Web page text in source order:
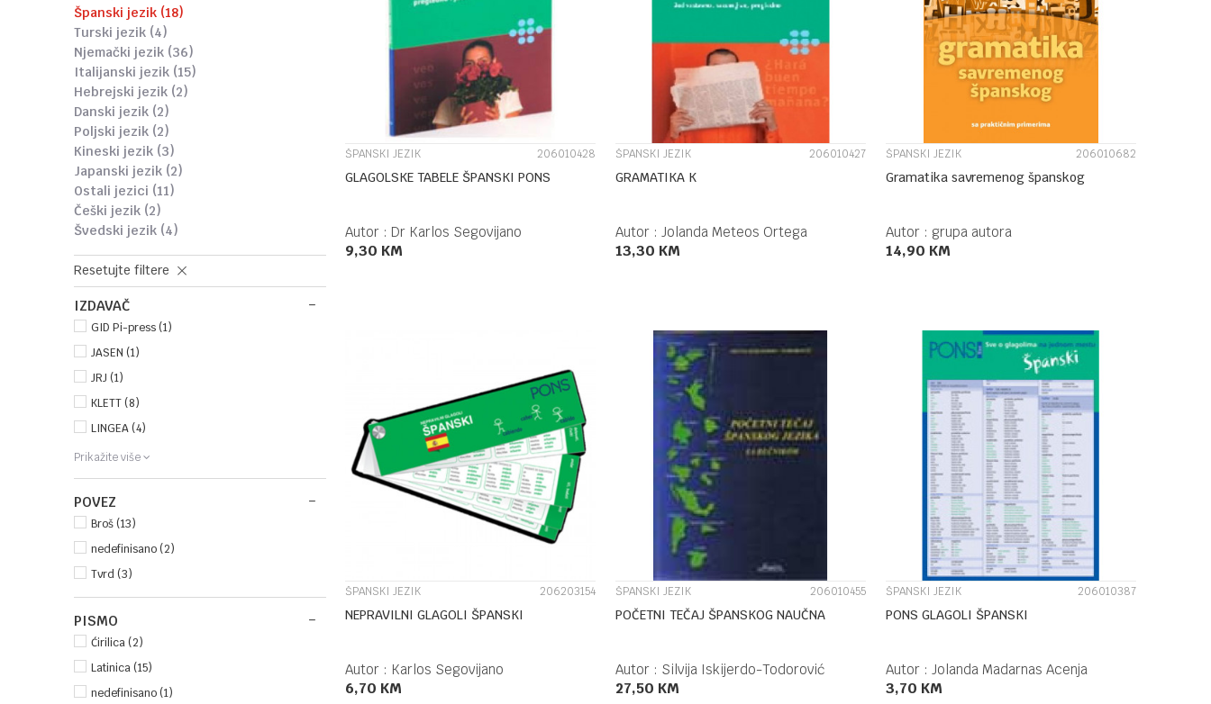
španski jezik (18)
turski jezik (4)
njemački jezik (36)
italijanski jezik (15)
hebrejski jezik (2)
danski jezik (2)
poljski jezik (2)
kineski jezik (3)
japanski jezik (2)
ostali jezici (11)
češki jezik (2)
švedski jezik (4)
Resetujte filtere
IZDAVAČ
GID Pi-press (1)
JASEN (1)
JRJ (1)
KLETT (8)
LINGEA (4)
Prikažite više
POVEZ
Broš (13)
nedefinisano (2)
Tvrd (3)
PISMO
Ćirilica (2)
Latinica (15)
nedefinisano (1)
ŠPANSKI JEZIK 206010428
GLAGOLSKE TABELE ŠPANSKI PONS
Autor : Dr Karlos Segovijano
9,30 KM
ŠPANSKI JEZIK 206010427
GRAMATIKA K
Autor : Jolanda Meteos Ortega
13,30 KM
UPOREDI
ŠPANSKI JEZIK 206010682
Gramatika savremenog španskog
Autor : grupa autora
14,90 KM
UPOREDI
ŠPANSKI JEZIK 206203154
NEPRAVILNI GLAGOLI ŠPANSKI
Autor : Karlos Segovijano
6,70 KM
UPOREDI
ŠPANSKI JEZIK 206010455
POČETNI TEČAJ ŠPANSKOG NAUČNA
Autor : Silvija Iskijerdo-Todorović
27,50 KM
UPOREDI
ŠPANSKI JEZIK 206010387
PONS GLAGOLI ŠPANSKI
Autor : Jolanda Madarnas Acenja
3,70 KM